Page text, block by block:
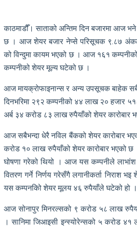
काठमाडौँ। साताको अन्तिम दिन बजारमा आज
छ । आज शेयर बजार नेप्से परिसूचक ९.८७
को विन्दुमा कायम भएको छ । आज १६१
कम्पनीको शेयर मूल्य घटेको छ ।
आज मायक्रोफाइनान्स र अन्य उपसूचक बाहेक
दिनभरिमा २९२ कम्पनीको ४४ लाख २० हजार
अर्ब ३४ करोड ८३ लाख रुपैयाँको शेयर कारोबार
आज सबैभन्दा धेरै नविल बैंकको शेयर कारोबार
करोड १० लाख रुपैयाँको शेयर कारोबार भएको
घोषणा गरेको थियो । आज यस कम्पनीले लाभांश
वितरण गर्ने निर्णय गरेसँगै लगानीकर्ता निराश
यस कम्पनकिो शेयर मूलय ४६ रुपैयाँले घटेको हो ।
आज सोनापुर मिनरल्सको ९ करोड ५८ लाख
। सानिमा जिआइसी इन्स्योरेन्सको ५ करोड ४१